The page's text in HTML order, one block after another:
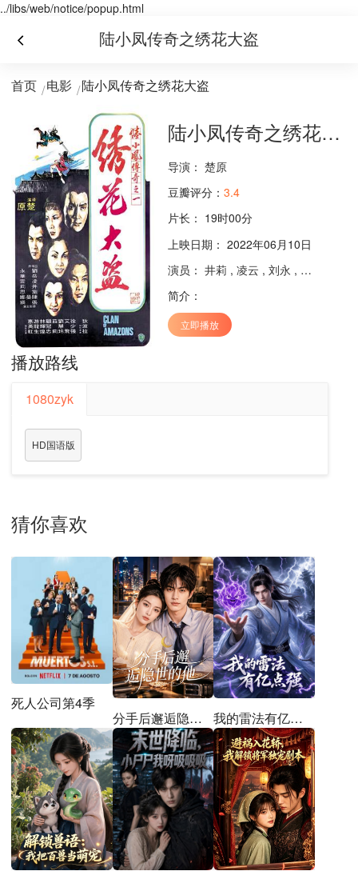
../libs/web/notice/popup.html
陆小凤传奇之绣花大盗
首页 电影 陆小凤传奇之绣花大盗
陆小凤传奇之绣花大盗
导演： 楚原
豆瓣评分： 3.4
片长： 19时00分
上映日期： 2022年06月10日
演员： 井莉 , 凌云 , 刘永 , 岳华
简介：
立即播放
播放路线
1080zyk
HD国语版
猜你喜欢
死人公司第4季
分手后邂逅隐世的他
我的雷法有亿点强